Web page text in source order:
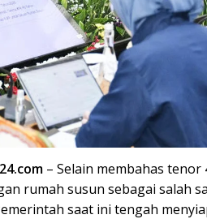
– Selain membahas
rumah susun sebagai salah
saat ini tengah